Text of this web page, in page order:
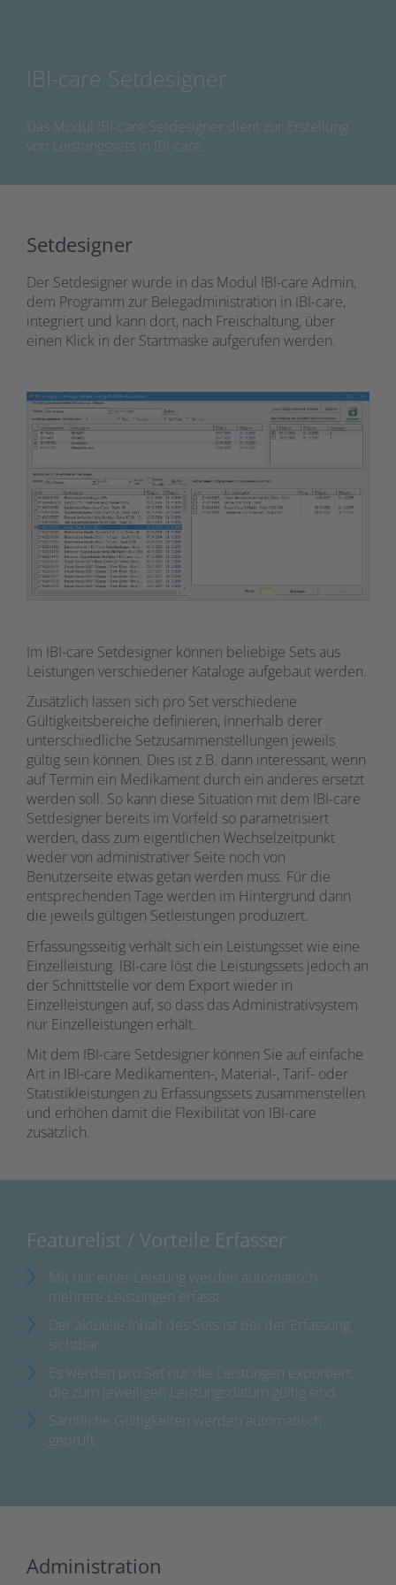
IBI-care Setdesigner
Das Modul IBI-care Setdesigner dient zur Erstellung
von Leistungssets in IBI-care.
Setdesigner
Der Setdesigner wurde in das Modul IBI-care Admin,
dem Programm zur Belegadministration in IBI-care,
integriert und kann dort, nach Freischaltung, über
einen Klick in der Startmaske aufgerufen werden.
Im IBI-care Setdesigner können beliebige Sets aus
Leistungen verschiedener Kataloge aufgebaut werden.
Zusätzlich lassen sich pro Set verschiedene
Gültigkeitsbereiche definieren, innerhalb derer
unterschiedliche Setzusammenstellungen jeweils
gültig sein können. Dies ist z.B. dann interessant, wenn
auf Termin ein Medikament durch ein anderes ersetzt
werden soll. So kann diese Situation mit dem IBI-care
Setdesigner bereits im Vorfeld so parametrisiert
werden, dass zum eigentlichen Wechselzeitpunkt
weder von administrativer Seite noch von
Benutzerseite etwas getan werden muss. Für die
entsprechenden Tage werden im Hintergrund dann
die jeweils gültigen Setleistungen produziert.
Erfassungsseitig verhält sich ein Leistungsset wie eine
Einzelleistung. IBI-care löst die Leistungssets jedoch an
der Schnittstelle vor dem Export wieder in
Einzelleistungen auf, so dass das Administrativsystem
nur Einzelleistungen erhält.
Mit dem IBI-care Setdesigner können Sie auf einfache
Art in IBI-care Medikamenten-, Material-, Tarif- oder
Statistikleistungen zu Erfassungssets zusammenstellen
und erhöhen damit die Flexibilität von IBI-care
zusätzlich.
Featurelist / Vorteile Erfasser
Mit nur einer Leistung werden automatisch
mehrere Leistungen erfasst
Der aktuelle Inhalt des Sets ist bei der Erfassung
sichtbar
Es werden pro Set nur die Leistungen exportiert,
die zum jeweiligen Leistungsdatum gültig sind
Sämtliche Gültigkeiten werden automatisch
geprüft
Administration